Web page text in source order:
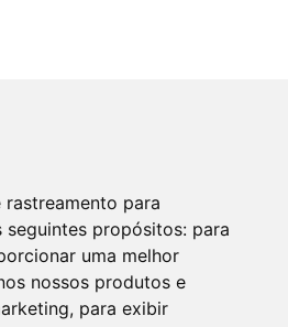
para
seguintes propósitos: para
uma melhor
nossos produtos e
, para exibir